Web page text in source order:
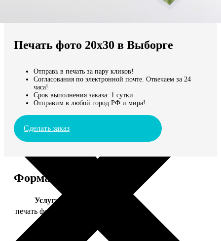
Мы доставляем по всему миру
Продолжить без города
Печать фото 20х30 в Выборге
Отправь в печать за пару кликов!
Согласования по электронной почте. Отвечаем за 24
часа!
Срок выполнения заказа: 1 сутки
Отправим в любой город РФ и мира!
Сделать заказ
Форматы и цены
Услуга
печать фото 20х30